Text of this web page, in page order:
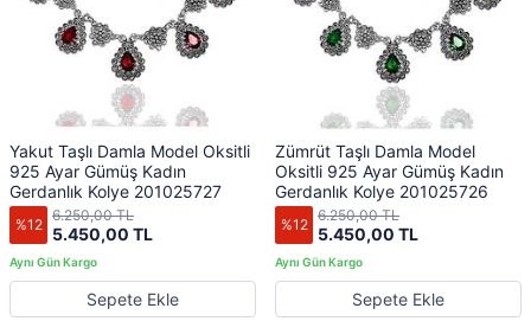
Yakut Taşlı Damla Model Oksitli
925 Ayar Gümüş Kadın
Gerdanlık Kolye 201025727
%12 5.450,00 TL
6.250,00 TL
Sepete Ekle
Zümrüt Taşlı Damla Model
Oksitli 925 Ayar Gümüş Kadın
Gerdanlık Kolye 201025726
%12 5.450,00 TL
6.250,00 TL
Sepete Ekle